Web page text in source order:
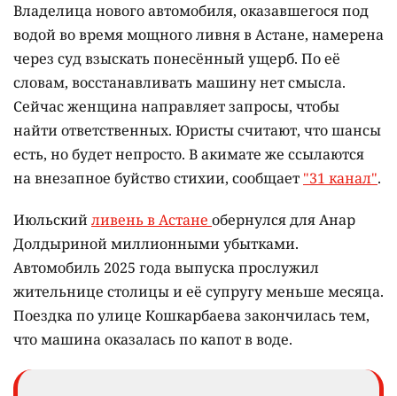
Владелица нового автомобиля, оказавшегося под
водой во время мощного ливня в Астане, намерена
через суд взыскать понесённый ущерб. По её
словам, восстанавливать машину нет смысла.
Сейчас женщина направляет запросы, чтобы
найти ответственных. Юристы считают, что шансы
есть, но будет непросто. В акимате же ссылаются
на внезапное буйство стихии, сообщает "31 канал".
Июльскийливень в Астане обернулся для Анар
Долдыриной миллионными убытками.
Автомобиль 2025 года выпуска прослужил
жительнице столицы и её супругу меньше месяца.
Поездка по улице Кошкарбаева закончилась тем,
что машина оказалась по капот в воде.